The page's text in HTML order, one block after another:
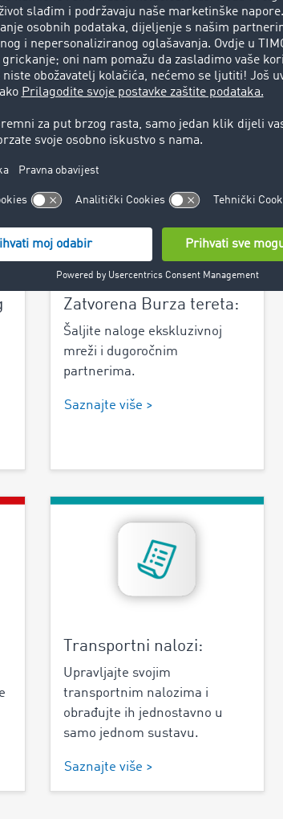
dodjela naloga
odmah pronađite odgovarajuće
iskorištenost svojih vozila, iskoristiti
učinkovitije surađivati s postojećim
transportnu logistiku.
Zatvorena Burza tereta:
Šaljite naloge ekskluzivnoj
mreži i dugoročnim
partnerima.
Saznajte više >
Transportni nalozi:
Upravljajte svojim
transportnim nalozima i
obrađujte ih jednostavno u
samo jednom sustavu.
Saznajte više >